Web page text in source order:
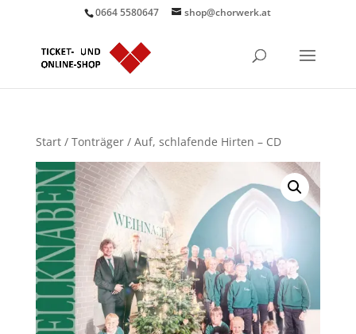
0664 5580647 shop@chorwerk.at
Start/ Tonträger/ Auf, schlafende Hirten – CD